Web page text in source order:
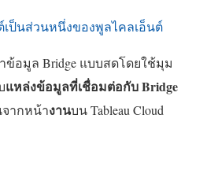
)
เป็นส่วนหนึ่งของพูลไคลเอ็นต์
ข้อมูล Bridge แบบสดโดยใช้มุม
แหล่งข้อมูลที่เชื่อมต่อกับ Bridge
จากหน้างานบนTableau Cloud